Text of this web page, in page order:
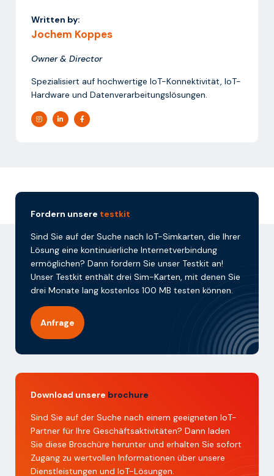
Written by:
Jochem Koppes
Owner & Director
Spezialisiert auf hochwertige IoT-Konnektivität, IoT-
Hardware und Datenverarbeitungslösungen.
Fordern unsere testkit
Sind Sie auf der Suche nach IoT-Simkarten, die Ihrer
Lösung eine kontinuierliche Internetverbindung
ermöglichen? Dann fordern Sie unser Testkit an!
Unser Testkit enthält drei Sim-Karten, mit denen Sie
drei Monate lang kostenlos 100 MB testen können.
Anfrage
Download unsere brochure
Sind Sie auf der Suche nach einem geeigneten IoT-
Partner für Ihre Geschäftsaktivitäten? Dann laden
Sie diese Broschüre herunter und erhalten Sie sofort
Zugang zu wertvollen Informationen über unsere
Dienstleistungen und IoT-Lösungen.